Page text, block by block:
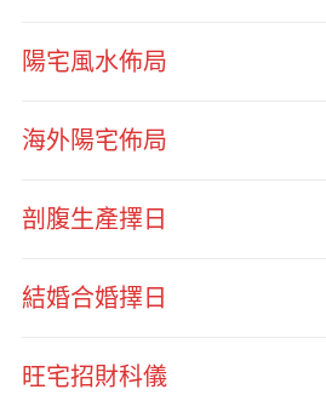
陽宅風水佈局
海外陽宅佈局
剖腹生產擇日
結婚合婚擇日
旺宅招財科儀